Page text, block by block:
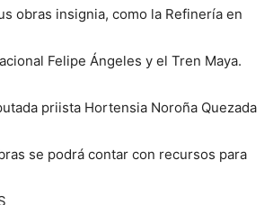
obras insignia, como la Refinería en
Felipe Ángeles y el Tren Maya.
priista Hortensia Noroña Quezada
se podrá contar con recursos para